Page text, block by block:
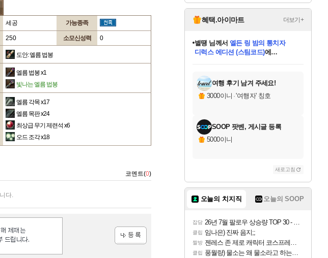
세공 가능종족
250 소모신성력 0
도안: 엘름 법봉
엘름 법봉x1
빛나는 엘름 법봉
엘름 각목x17
엘름 목판x24
최상급 무기 제련석 x6
오드 조각x18
코멘트(0)
다.
혜택.아이마트 더보기+
교환.
별땡 님께서 엘든 링 밤의 통치자
디럭스 에디션 (스팀코드)에
당첨되셨습니다.
당첨되셨습니다.
당첨되셨습니다.
당첨되셨습니다.
당첨되셨습니다.
당첨되셨습니다.
에디션 (스팀코드) 를 교환.
당첨되셨습니다.
여행 후기 남겨 주세요!
3000이니 ·'여행자' 칭호
SOOP 팟벤, 게시글 등록
5000이니
새로고침
오늘의 치지직 오늘의 SOOP
잡담 26년 7월 팔로우 상승량 TOP 30 - 월간 치지직
클립 임나은) 진짜 음지;;
짤방 젠레스 존 제로 캐릭터 코스프레한 꽁주
클립 풍월량) 물소는 왜 물소라고 하는거야? 아! 그만 ㅋㅋ